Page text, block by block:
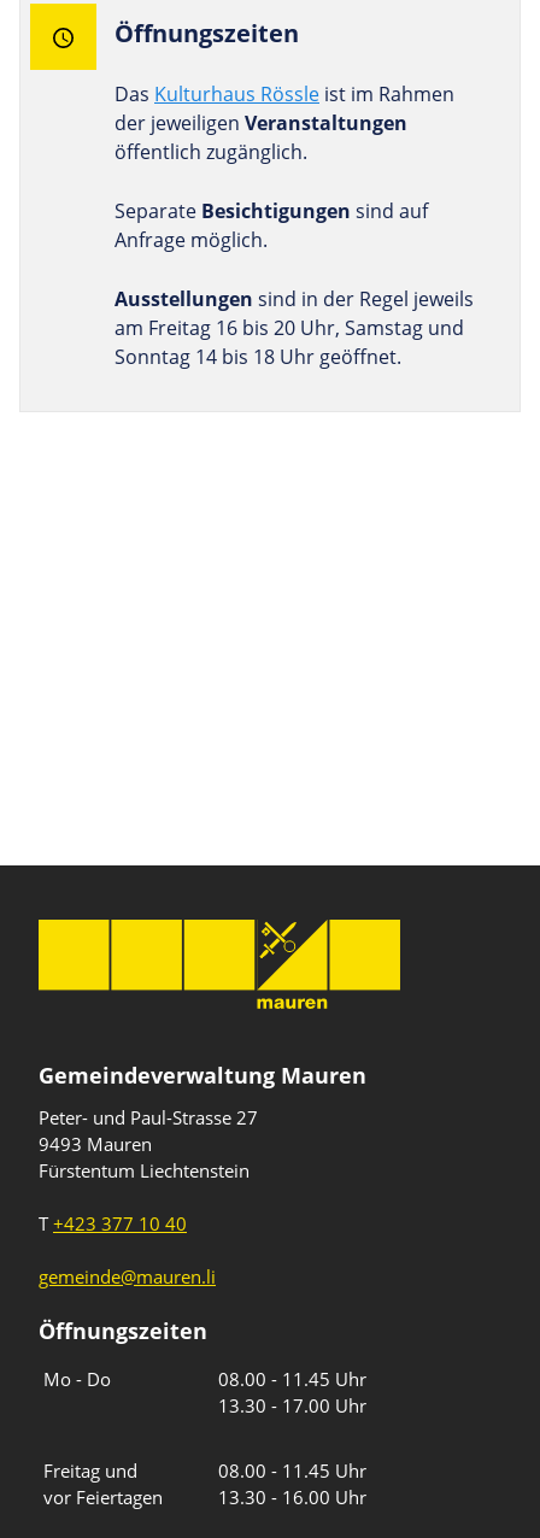
Öff­nungs­zeiten
Das Kulturhaus Rössle ist im Rahmen
der jeweiligen Veranstaltungen
öffentlich zugänglich.
Separate Besichtigungen sind auf
Anfrage möglich.
Ausstellungen sind in der Regel jeweils
am Freitag 16 bis 20 Uhr, Samstag und
Sonntag 14 bis 18 Uhr geöffnet.
Gemeindeverwaltung Mauren
Peter- und Paul-Strasse 27
9493 Mauren
Fürstentum Liechtenstein
T+423 377 10 40
gemeinde@mauren.li
Öffnungszeiten
Mo - Do
08.00 - 11.45 Uhr
13.30 - 17.00 Uhr
Freitag und
vor Feiertagen
08.00 - 11.45 Uhr
13.30 - 16.00 Uhr